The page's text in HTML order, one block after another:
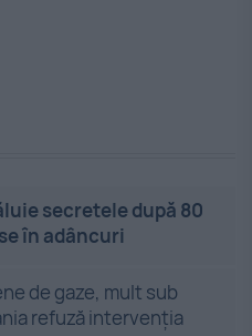
secretele după 80
în adâncuri
de gaze, mult sub
refuză intervenția